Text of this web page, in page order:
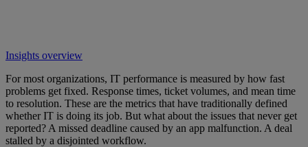
Insights overview
For most organizations, IT performance is measured by how fast
problems get fixed. Response times, ticket volumes, and mean time
to resolution. These are the metrics that have traditionally defined
whether IT is doing its job. But what about the issues that never get
reported? A missed deadline caused by an app malfunction. A deal
stalled by a disjointed workflow.